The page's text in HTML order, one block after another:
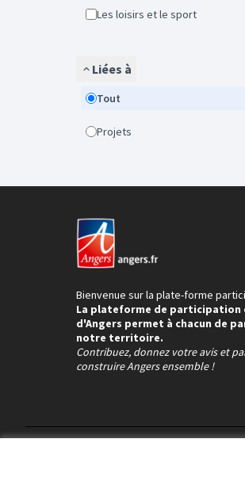
Les loisirs et le sport
Liées à
Tout
Projets
Bienvenue sur la plate-forme
La plateforme de participation
d'Angers permet à chacun de
notre territoire.
Contribuez, donnez votre avis et
construire Angers ensemble !